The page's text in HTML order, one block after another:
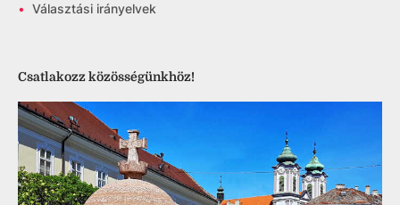
• Választási irányelvek
Csatlakozz közösségünkhöz!